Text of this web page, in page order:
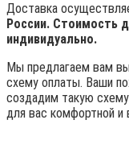
Доставка
России. Стоимость
индивидуально.
Мы предлагаем вам
схему оплаты. Ваши
создадим такую
для вас комфортной и